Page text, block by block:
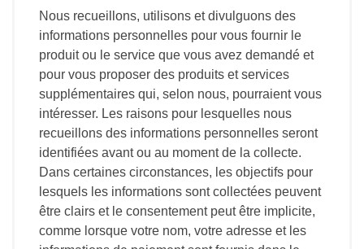
Nous recueillons, utilisons et divulguons des
informations personnelles pour vous fournir le
produit ou le service que vous avez demandé et
pour vous proposer des produits et services
supplémentaires qui, selon nous, pourraient vous
intéresser. Les raisons pour lesquelles nous
recueillons des informations personnelles seront
identifiées avant ou au moment de la collecte.
Dans certaines circonstances, les objectifs pour
lesquels les informations sont collectées peuvent
être clairs et le consentement peut être implicite,
comme lorsque votre nom, votre adresse et les